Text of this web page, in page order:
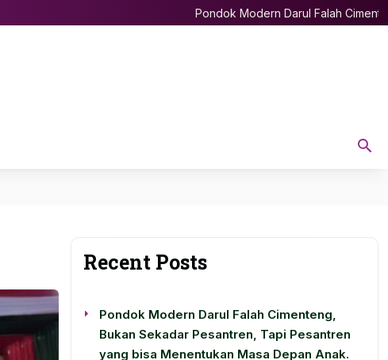
Pondok Modern Darul Falah
Recent Posts
Pondok Modern Darul Falah Cimenteng,
Bukan Sekadar Pesantren, Tapi Pesantren
yang bisa Menentukan Masa Depan Anak.